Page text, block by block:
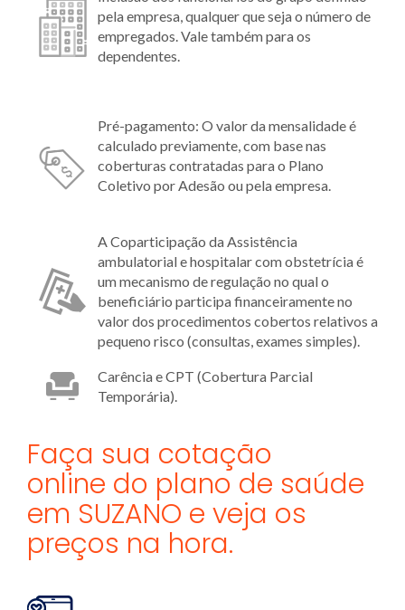
pela empresa, qualquer que seja o número de
empregados. Vale também para os
dependentes.
Pré-pagamento: O valor da mensalidade é
calculado previamente, com base nas
coberturas contratadas para o Plano
Coletivo por Adesão ou pela empresa.
A Coparticipação da Assistência
ambulatorial e hospitalar com obstetrícia é
um mecanismo de regulação no qual o
beneficiário participa financeiramente no
valor dos procedimentos cobertos relativos a
pequeno risco (consultas, exames simples).
Carência e CPT (Cobertura Parcial
Temporária).
Faça sua cotação
online do plano de saúde
em SUZANO e veja os
preços na hora.